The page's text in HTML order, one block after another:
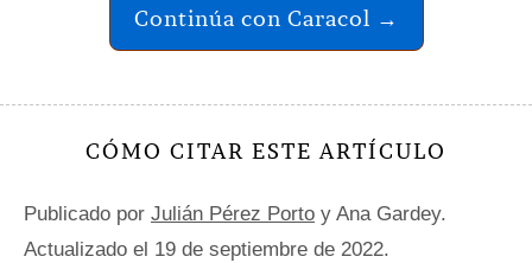
Continúa con Caracol →
CÓMO CITAR ESTE ARTÍCULO
Publicado por Julián Pérez Porto y Ana Gardey.
Actualizado el 19 de septiembre de 2022.